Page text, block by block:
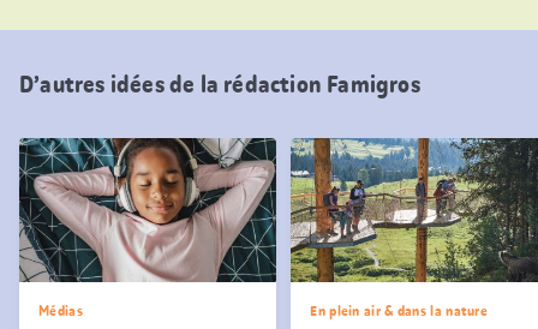
D’autres idées de la rédaction Famigros
Médias En plein air & dans la nature